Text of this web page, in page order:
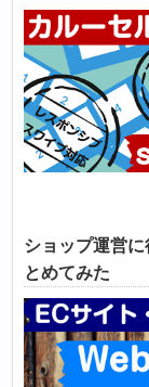
ショップ運営
とめてみた